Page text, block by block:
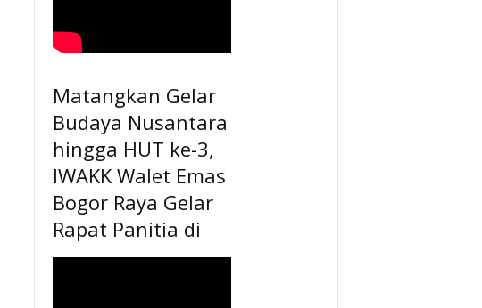
Matangkan Gelar
Budaya Nusantara
hingga HUT ke-3,
IWAKK Walet Emas
Bogor Raya Gelar
Rapat Panitia di